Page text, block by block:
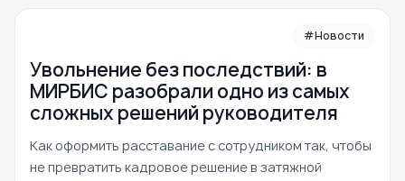
#Новости
Увольнение без последствий: в
МИРБИС разобрали одно из самых
сложных решений руководителя
Как оформить расставание с сотрудником так, чтобы
не превратить кадровое решение в затяжной